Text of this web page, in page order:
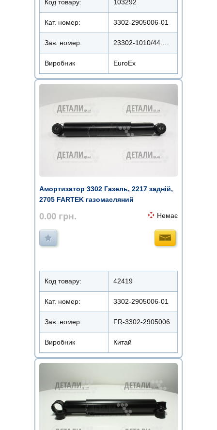
Код товару: 103292
Кат. номер: 3302-2905006-01
Зав. номер: 23302-1010/44.2905402-3302-2905006
Виробник EuroEx
Амортизатор 3302 Газель, 2217 задній,
2705 FARTEK газомасляний
0.00 грн. Немає
Код товару: 42419
Кат. номер: 3302-2905006-01
Зав. номер: FR-3302-2905006
Виробник Китай